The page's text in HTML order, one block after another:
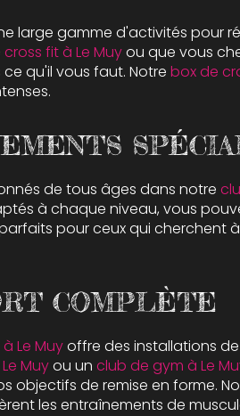
large gamme d'activités pour
cross fit à Le Muyou que vous
qu'il vous faut. Notre box de
de tous âges dans notre
à chaque niveau, vous
pour ceux qui cherchent
COMPLÈTE
Le Muyoffre des installations
Muyou un club de gym à Le
objectifs de remise en forme.
les entraînements de